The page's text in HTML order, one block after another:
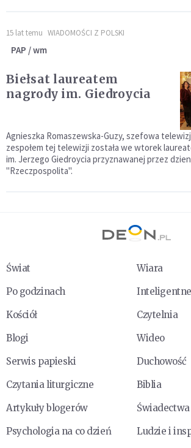
15 lat temu WIADOMOŚCI Z POLSKI
PAP / wm
Biełsat laureatem
nagrody im. Giedroycia
Agnieszka Romaszewska-Guzy, szefowa
zespołem tej telewizji została we wtorek
im. Jerzego Giedroycia przyznawanej przez
"Rzeczpospolita".
Świat
Wiara
Po godzinach
Kościół
Czytelnia
Blogi
Wideo
Serwis papieski
Duchowość
Czytania liturgiczne
Biblia
Artykuły blogerów
Świadectwa
Psychologia na co dzień
Ludzie i